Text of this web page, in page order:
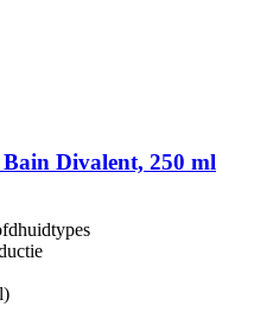
Bain Divalent, 250 ml